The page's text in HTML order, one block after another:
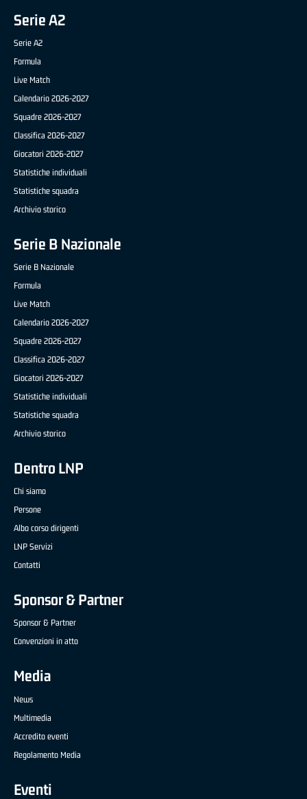
Serie A2
Serie A2
Formula
Live Match
Calendario 2026-2027
Squadre 2026-2027
Classifica 2026-2027
Giocatori 2026-2027
Statistiche individuali
Statistiche squadra
Archivio storico
Serie B Nazionale
Serie B Nazionale
Formula
Live Match
Calendario 2026-2027
Squadre 2026-2027
Classifica 2026-2027
Giocatori 2026-2027
Statistiche individuali
Statistiche squadra
Archivio storico
Dentro LNP
Chi siamo
Persone
Albo corso dirigenti
LNP Servizi
Contatti
Sponsor & Partner
Sponsor & Partner
Convenzioni in atto
Media
News
Multimedia
Accredito eventi
Regolamento Media
Eventi